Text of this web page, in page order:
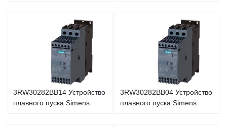
3RW30282BB14 Устройство
плавного пуска Simens
3RW30282BB04 Устройство
плавного пуска Simens